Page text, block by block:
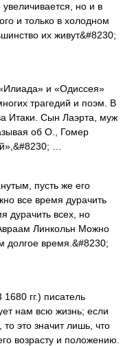
увеличивается, но и в
и только в холодном
их живут&#8230;
и «Одиссея»
трагедий и поэм. В
Итаки. Сын Лаэрта, муж
об О., Гомер
…
пусть же его
все время дурачить
дурачить всех, но
Линкольн Можно
долгое время.&#8230;
гг.) писатель
нам всю жизнь; если
это значит лишь, что
возрасту и положению.